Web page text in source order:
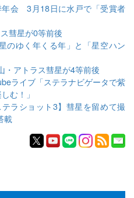
年会 3月18日に水戸で「受賞者
彗星が0等前後
のゆく年くる年」と「星空ハン
・アトラス彗星が4等前後
ライブ「ステラナビゲータで紫
む！」
ラショット3】彗星を留めて撮
載